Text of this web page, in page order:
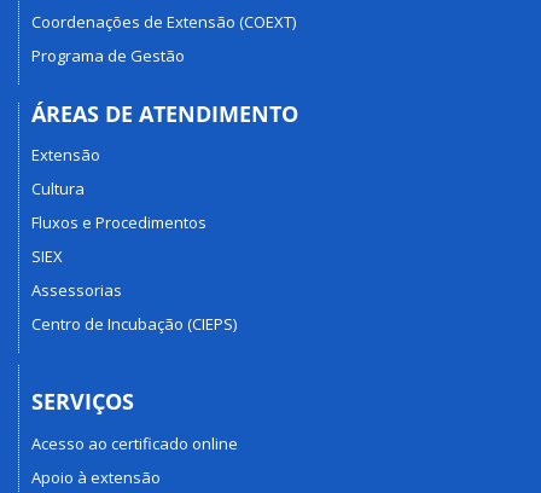
Coordenações de Extensão (COEXT)
Programa de Gestão
ÁREAS DE ATENDIMENTO
Extensão
Cultura
Fluxos e Procedimentos
SIEX
Assessorias
Centro de Incubação (CIEPS)
SERVIÇOS
Acesso ao certificado online
Apoio à extensão